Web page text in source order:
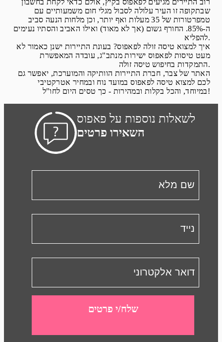
רוב התיירים מגיעים לפאפוס בקיץ, אולם כדאי לקחת בחשבון
שבתקופה זו העיר עלולה לסבול מגלי חום משמעותיים עם
טמפרטורות של 35 מעלות ואף יותר, וכן מלחות הנעה סביב
ה-85%. החורף גשום (אך לא מאוד) ואילו האביב והסתיו נעימים
להפליא.
איך למצוא טיסה זולה לפאפוס? בעונת התיירות ישנן כאמור לא
מעט טיסות לפאפוס ישירות מנתב"ג, עובדה המאפשרת
התמקדות בחיפוש טיסה זולה.
האתר של צבר, חברת התיירות הוותיקה והמוערכת, יאפשר גם
לכם למצוא טיסה לפאפוס במועד נוח ובמחיר אטרקטיבי
במיוחד, והכל בקלות ובמהירות - כך טסים היום לחו"ל!
לשאלות נוספות על פאפוס
השאירו פרטים
שלח/י פרטים